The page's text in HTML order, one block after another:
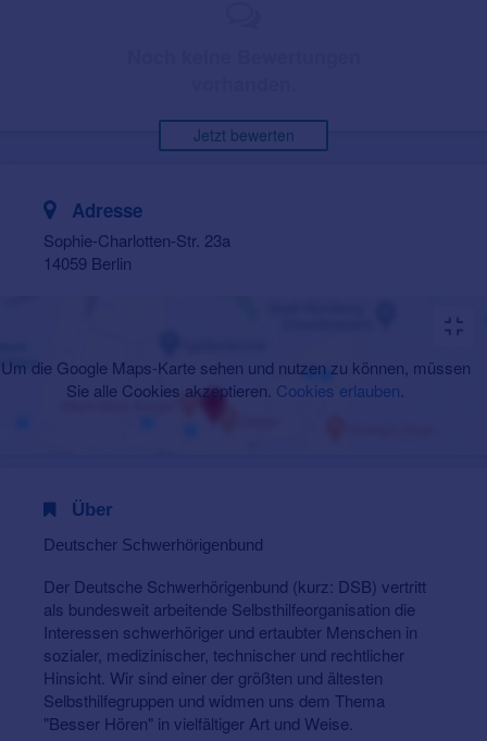
Jetzt bewerten
Adresse
Sophie-Charlotten-Str. 23a
14059 Berlin
Um die Google Maps-Karte sehen und nutzen zu können, müssen
Sie alle Cookies akzeptieren. Cookies erlauben
Über
Deutscher Schwerhörigenbund
Der Deutsche Schwerhörigenbund (kurz: DSB) vertritt
als bundesweit arbeitende Selbsthilfeorganisation die
Interessen schwerhöriger und ertaubter Menschen in
sozialer, medizinischer, technischer und rechtlicher
Hinsicht. Wir sind einer der größten und ältesten
Selbsthilfegruppen und widmen uns dem Thema
"Besser Hören" in vielfältiger Art und Weise.